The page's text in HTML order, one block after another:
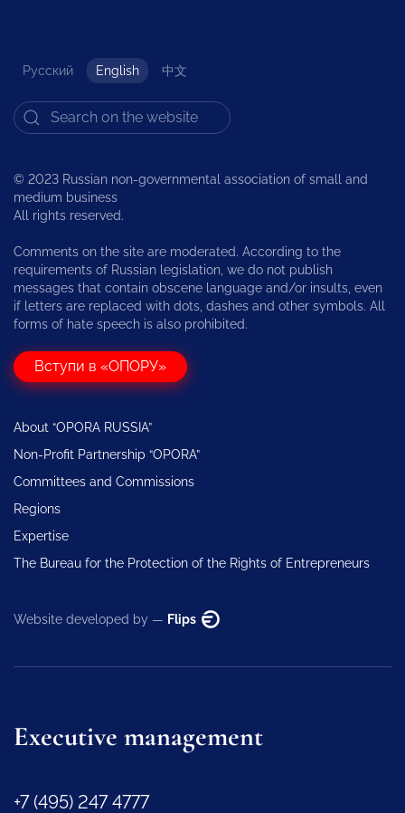
Русский English 中文
© 2023 Russian non-governmental association of small and
medium business
All rights reserved.
Comments on the site are moderated. According to the
requirements of Russian legislation, we do not publish
messages that contain obscene language and/or insults, even
if letters are replaced with dots, dashes and other symbols. All
forms of hate speech is also prohibited.
Вступи в «ОПОРУ»
About “OPORA RUSSIA”
Non-Profit Partnership “OPORA”
Committees and Commissions
Regions
Expertise
The Bureau for the Protection of the Rights of Entrepreneurs
Website developed by — Flips
Executive management
+7 (495) 247 4777